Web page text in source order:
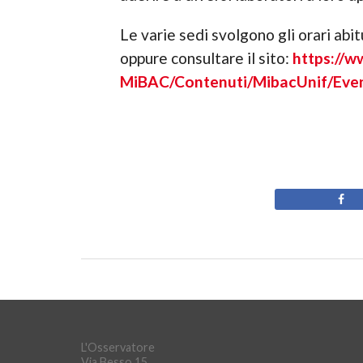
Le varie sedi svolgono gli orari
oppure consultare il sito: https://
MiBAC/Contenuti/MibacUnif/
L'Osservatore